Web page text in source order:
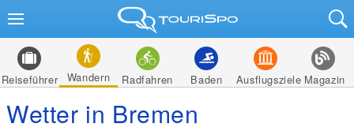
Reiseführer Wandern Radfahren Baden Ausflugsziele Magazin
Wetter in Bremen